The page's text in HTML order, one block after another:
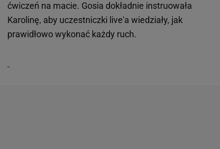
ćwiczeń na macie. Gosia dokładnie instruowała
Karolinę, aby uczestniczki live'a wiedziały, jak
prawidłowo wykonać każdy ruch.